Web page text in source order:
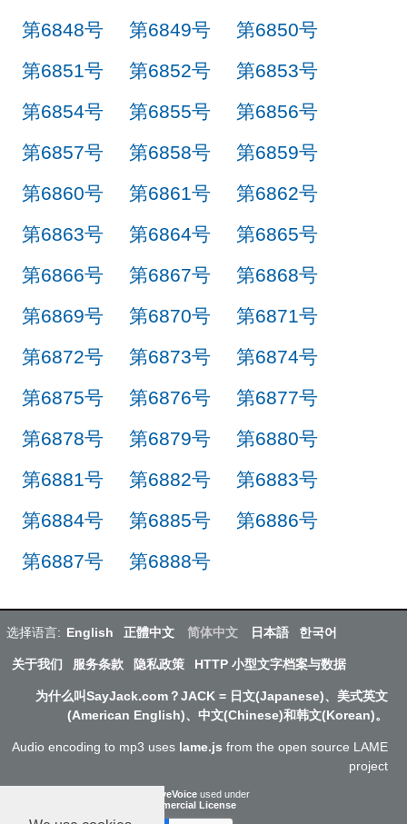
第6848号
第6849号
第6850号
第6851号
第6852号
第6853号
第6854号
第6855号
第6856号
第6857号
第6858号
第6859号
第6860号
第6861号
第6862号
第6863号
第6864号
第6865号
第6866号
第6867号
第6868号
第6869号
第6870号
第6871号
第6872号
第6873号
第6874号
第6875号
第6876号
第6877号
第6878号
第6879号
第6880号
第6881号
第6882号
第6883号
第6884号
第6885号
第6886号
第6887号
第6888号
选择语言: English 正體中文 简体中文 日本語 한국어
关于我们 服务条款 隐私政策 HTTP 小型文字档案与数据
为什么叫SayJack.com？JACK = 日文(Japanese)、美式英文
(American English)、中文(Chinese)和韩文(Korean)。
Audio encoding to mp3 uses lame.js from the open source LAME
project
ResponsiveVoice used under
Non-Commercial License